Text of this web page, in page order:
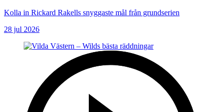
Kolla in Rickard Rakells snyggaste mål från grundserien
28 jul 2026